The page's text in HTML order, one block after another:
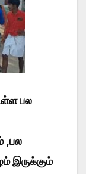
பல
,பல
இருக்கும்